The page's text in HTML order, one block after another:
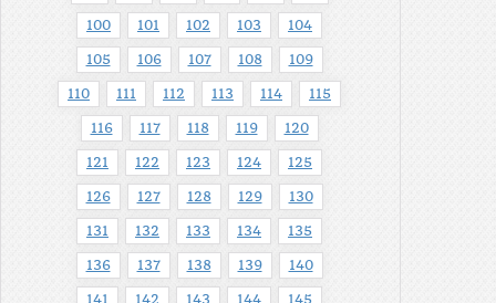
100 101 102 103 104
105 106 107 108 109
110 111 112 113 114 115
116 117 118 119 120
121 122 123 124 125
126 127 128 129 130
131 132 133 134 135
136 137 138 139 140